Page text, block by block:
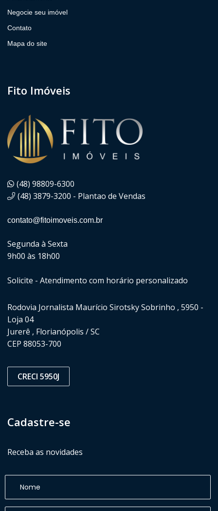
Negocie seu imóvel
Contato
Mapa do site
Fito Imóveis
(48) 98809-6300
(48) 3879-3200 - Plantao de Vendas
contato@fitoimoveis.com.br
Segunda à Sexta
9h00 às 18h00
Solicite - Atendimento com horário personalizado
Rodovia Jornalista Maurício Sirotsky Sobrinho , 5950 -
Loja 04
Jurerê , Florianópolis / SC
CEP 88053-700
CRECI 5950J
Cadastre-se
Receba as novidades